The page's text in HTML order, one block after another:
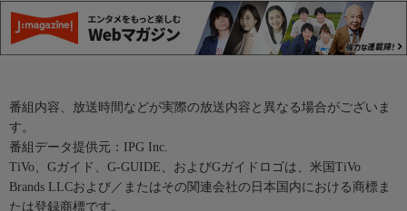
番組内容、放送時間などが実際の放送内容と異なる場合がございま
す。
番組データ提供元：IPG Inc.
TiVo、Gガイド、G-GUIDE、およびGガイドロゴは、米国TiVo
Brands LLCおよび／またはその関連会社の日本国内における商標ま
たは登録商標です。